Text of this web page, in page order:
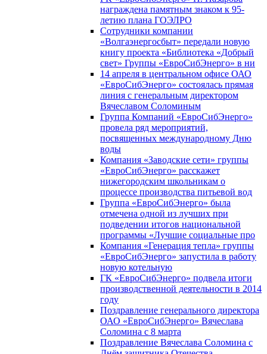
награждена памятным знаком к 95-
летию плана ГОЭЛРО
Сотрудники компании
«Волгаэнергосбыт» передали новую
книгу проекта «Библиотека «Добрый
свет» Группы «ЕвроСибЭнерго» в ни
14 апреля в центральном офисе ОАО
«ЕвроСибЭнерго» состоялась прямая
линия с генеральным директором
Вячеславом Соломиным
Группа Компаний «ЕвроСибЭнерго»
провела ряд мероприятий,
посвященных международному Дню
воды
Компания «Заводские сети» группы
«ЕвроСибЭнерго» расскажет
нижегородским школьникам о
процессе производства питьевой вод
Группа «ЕвроСибЭнерго» была
отмечена одной из лучших при
подведении итогов национальной
программы «Лучшие социальные про
Компания «Генерация тепла» группы
«ЕвроСибЭнерго» запустила в работу
новую котельную
ГК «ЕвроСибЭнерго» подвела итоги
производственной деятельности в 2014
году
Поздравление генерального директора
ОАО «ЕвроСибЭнерго» Вячеслава
Соломина с 8 марта
Поздравление Вячеслава Соломина с